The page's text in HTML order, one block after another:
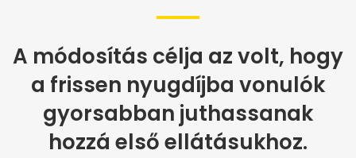
A módosítás célja az volt, hogy
a frissen nyugdíjba vonulók
gyorsabban juthassanak
hozzá első ellátásukhoz.